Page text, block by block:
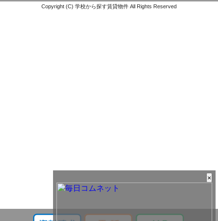
Copyright (C) 学校から探す賃貸物件 All Rights Reserved